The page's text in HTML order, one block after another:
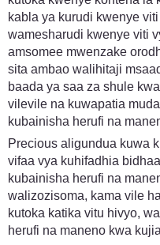
kabla ya kurudi kwenye
wamesharudi kwenye viti
amsomee mwenzake
sita ambao walihitaji
baada ya saa za shule
vilevile na kuwapatia
kubainisha herufi na
Precious aligundua kuwa
vifaa vya kuhifadhia
kubainisha herufi na
walizozisoma, kama vile
kutoka katika vitu hivyo,
herufi na maneno kwa